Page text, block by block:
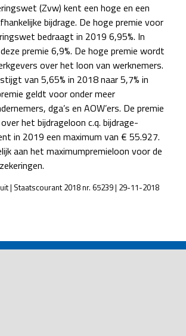
(Zvw) kent een hoge en een
bijdrage. De hoge premie voor
bedraagt in 2019 6,95%. In
premie 6,9%. De hoge premie wordt
over het loon van werknemers.
van 5,65% in 2018 naar 5,7% in
geldt voor onder meer
dga’s en AOW’ers. De premie
het bijdrageloon c.q. bijdrage-
in 2019 een maximum van € 55.927.
aan het maximumpremieloon voor de
| Staatscourant 2018 nr. 65239 | 29-11-2018